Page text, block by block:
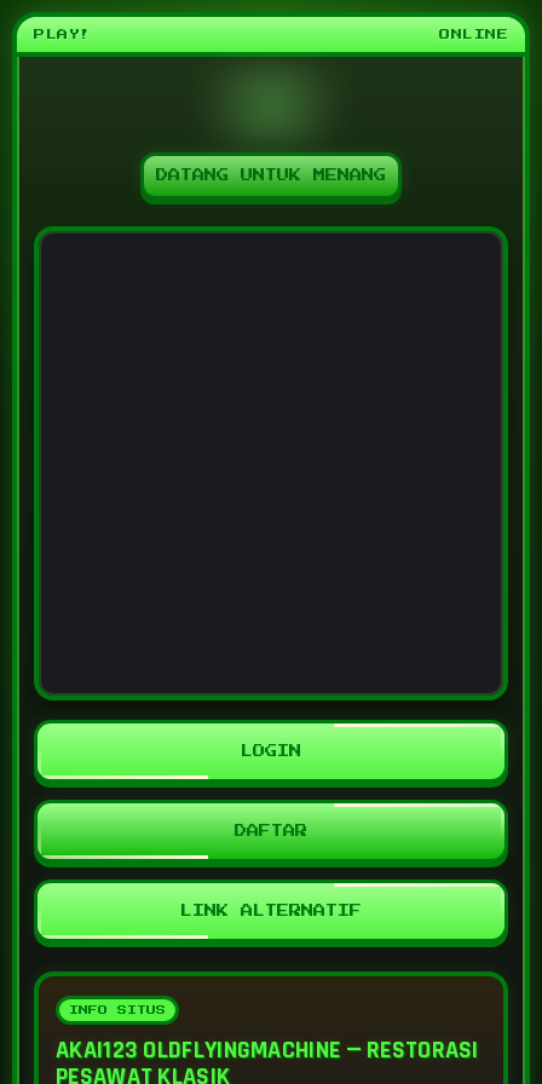
PLAY! ONLINE
DATANG UNTUK MENANG
LOGIN
DAFTAR
LINK ALTERNATIF
AKAI123 OLDFLYINGMACHINE — RESTORASI
PESAWAT KLASIK